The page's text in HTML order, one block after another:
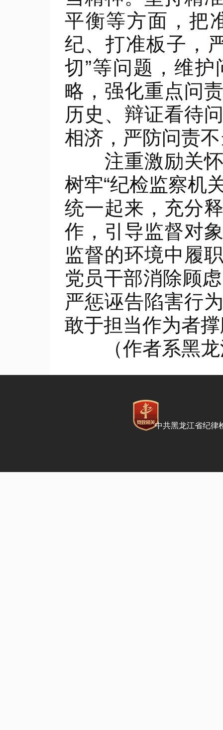
平衡等方面，把
纪、打准板子，
切”等问题，维
略，强化重点问
历史、辩证看待
相济，严防问责
注重激励关怀
树牢“纪检监察机
统一起来，充分
作，引导监督对
监督的环境中履
党员干部消除顾
严惩诬告陷害行
敢于担当作为者
（作者系黑龙
中共黑龙江省纪律